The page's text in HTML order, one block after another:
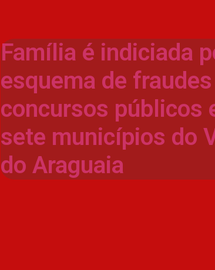
Família é indiciada
esquema de
concursos públicos
sete municípios do
do Araguaia